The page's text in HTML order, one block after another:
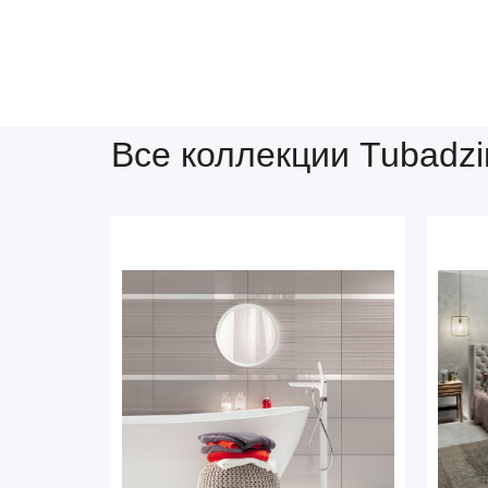
Все коллекции